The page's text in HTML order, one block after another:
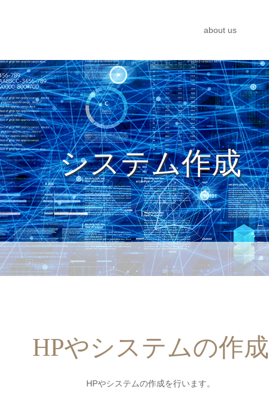
about us
システム作成
HPやシステムの作成
HPやシステムの作成を行います。